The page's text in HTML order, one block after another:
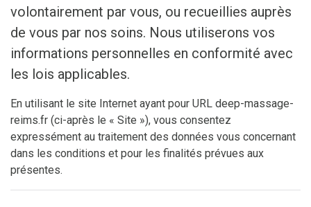
volontairement par vous, ou recueillies auprès
de vous par nos soins. Nous utiliserons vos
informations personnelles en conformité avec
les lois applicables.
En utilisant le site Internet ayant pour URL deep-massage-
reims.fr (ci-après le « Site »), vous consentez
expressément au traitement des données vous concernant
dans les conditions et pour les finalités prévues aux
présentes.